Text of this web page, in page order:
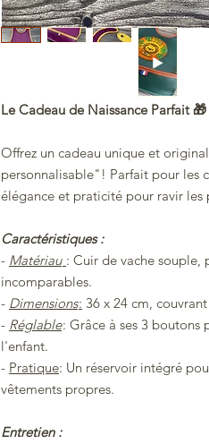
Le Cadeau de Naissance Parfait 🎁
Offrez un cadeau unique et
personnalisable"! Parfait pour les
élégance et praticité pour ravir les
Caractéristiques :
- Matériau : Cuir de vache
incomparables.
- Dimensions: 36 x 24 cm,
- Réglable: Grâce à ses 3 boutons
l'enfant.
- Pratique: Un réservoir intégré
vêtements propres.
Entretien :